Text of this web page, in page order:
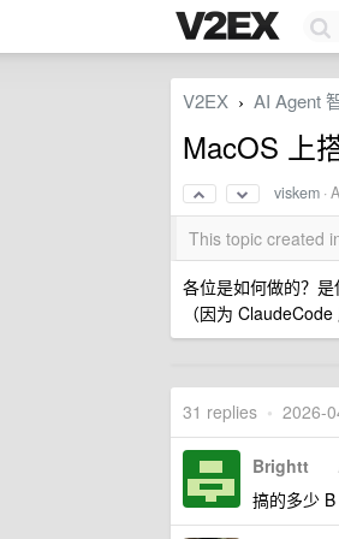
V2EX › AI Agent
MacOS 上
viskem ·
This topic created
各位是如何做的？
（因为
31 replies • 2026-
Brightt
搞的多少 B